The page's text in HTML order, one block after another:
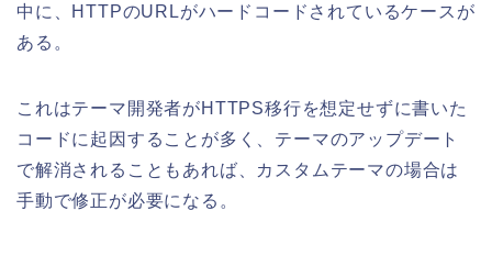
中に、HTTPのURLがハードコードされているケースが
ある。
これはテーマ開発者がHTTPS移行を想定せずに書いた
コードに起因することが多く、テーマのアップデート
で解消されることもあれば、カスタムテーマの場合は
手動で修正が必要になる。